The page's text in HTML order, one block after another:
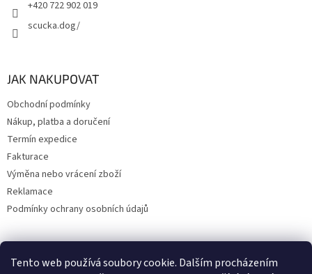
Tento web používá soubory cookie. Dalším procházením
+420 722 902 019
scucka.dog/
JAK NAKUPOVAT
Obchodní podmínky
Nákup, platba a doručení
Termín expedice
Fakturace
Výměna nebo vrácení zboží
Reklamace
Podmínky ochrany osobních údajů
Upravil 404notfound.cz